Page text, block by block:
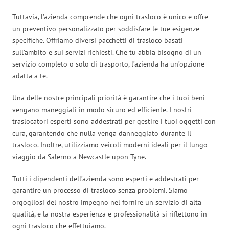
Tuttavia, l’azienda comprende che ogni trasloco è unico e offre
un preventivo personalizzato per soddisfare le tue esigenze
specifiche. Offriamo diversi pacchetti di trasloco basati
sull’ambito e sui servizi richiesti. Che tu abbia bisogno di un
servizio completo o solo di trasporto, l’azienda ha un’opzione
adatta a te.
Una delle nostre principali priorità è garantire che i tuoi beni
vengano maneggiati in modo sicuro ed efficiente. I nostri
traslocatori esperti sono addestrati per gestire i tuoi oggetti con
cura, garantendo che nulla venga danneggiato durante il
trasloco. Inoltre, utilizziamo veicoli moderni ideali per il lungo
viaggio da Salerno a Newcastle upon Tyne.
Tutti i dipendenti dell’azienda sono esperti e addestrati per
garantire un processo di trasloco senza problemi. Siamo
orgogliosi del nostro impegno nel fornire un servizio di alta
qualità, e la nostra esperienza e professionalità si riflettono in
ogni trasloco che effettuiamo.